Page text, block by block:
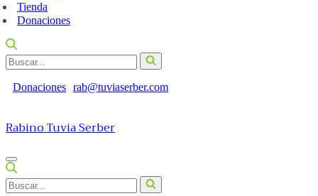
Tienda
Donaciones
Buscar...
Donaciones rab@tuviaserber.com
Rabino Tuvia Serber
Menú
de
navegación
Buscar...